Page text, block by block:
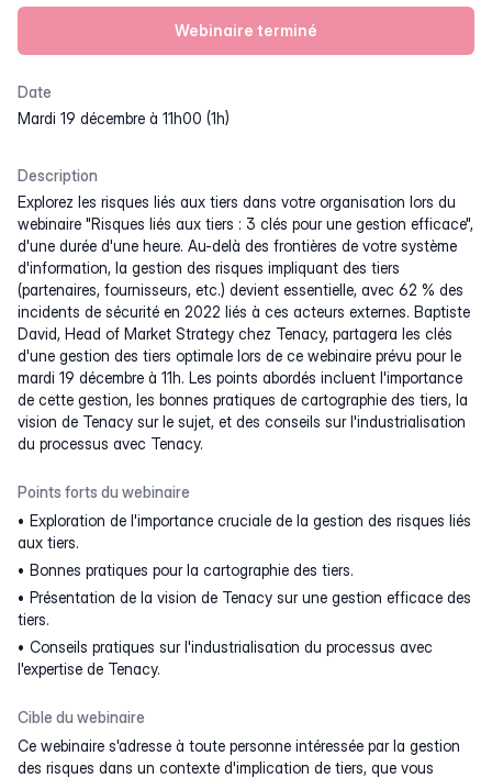
Webinaire terminé
Date
mardi 19 décembre à 11h00 (1h)
Description
Explorez les risques liés aux tiers dans votre organisation lors du
webinaire "Risques liés aux tiers : 3 clés pour une gestion efficace",
d'une durée d'une heure. Au-delà des frontières de votre système
d'information, la gestion des risques impliquant des tiers
(partenaires, fournisseurs, etc.) devient essentielle, avec 62 % des
incidents de sécurité en 2022 liés à ces acteurs externes. Baptiste
David, Head of Market Strategy chez Tenacy, partagera les clés
d'une gestion des tiers optimale lors de ce webinaire prévu pour le
mardi 19 décembre à 11h. Les points abordés incluent l'importance
de cette gestion, les bonnes pratiques de cartographie des tiers, la
vision de Tenacy sur le sujet, et des conseils sur l'industrialisation
du processus avec Tenacy.
Points forts du webinaire
Exploration de l'importance cruciale de la gestion des risques liés
aux tiers.
Bonnes pratiques pour la cartographie des tiers.
Présentation de la vision de Tenacy sur une gestion efficace des
tiers.
Conseils pratiques sur l'industrialisation du processus avec
l'expertise de Tenacy.
Cible du webinaire
Ce webinaire s'adresse à toute personne intéressée par la gestion
des risques dans un contexte d'implication de tiers, que vous